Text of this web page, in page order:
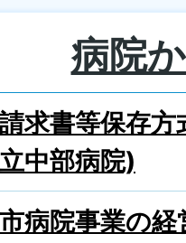
病院
求書等保存
中部病院)
病院事業の